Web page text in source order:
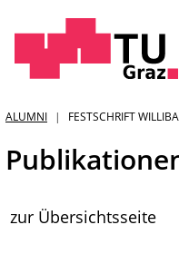
Sie
sind:
ALUMNI FESTSCHRIFT
zur Übersichtsseite